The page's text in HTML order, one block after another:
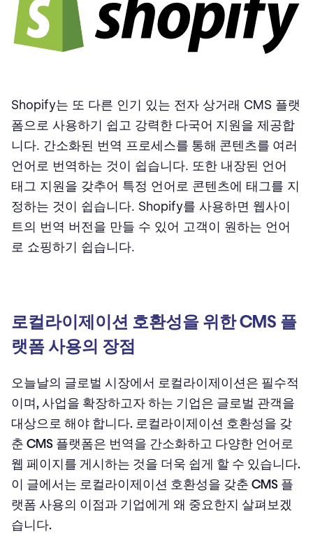
Shopify는 또 다른 인기 있는 전자 상거래 CMS 플랫
폼으로 사용하기 쉽고 강력한 다국어 지원을 제공합
니다. 간소화된 번역 프로세스를 통해 콘텐츠를 여러
언어로 번역하는 것이 쉽습니다. 또한 내장된 언어
태그 지원을 갖추어 특정 언어로 콘텐츠에 태그를 지
정하는 것이 쉽습니다. Shopify를 사용하면 웹사이
트의 번역 버전을 만들 수 있어 고객이 원하는 언어
로 쇼핑하기 쉽습니다.
로컬라이제이션 호환성을 위한 CMS 플
랫폼 사용의 장점
오늘날의 글로벌 시장에서 로컬라이제이션은 필수적
이며, 사업을 확장하고자 하는 기업은 글로벌 관객을
대상으로 해야 합니다. 로컬라이제이션 호환성을 갖
춘 CMS 플랫폼은 번역을 간소화하고 다양한 언어로
웹 페이지를 게시하는 것을 더욱 쉽게 할 수 있습니다.
이 글에서는 로컬라이제이션 호환성을 갖춘 CMS 플
랫폼 사용의 이점과 기업에게 왜 중요한지 살펴보겠
습니다.